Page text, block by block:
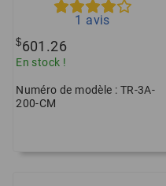
1 avis
$601.26
En stock !
Numéro de modèle : TR-3A-
200-CM